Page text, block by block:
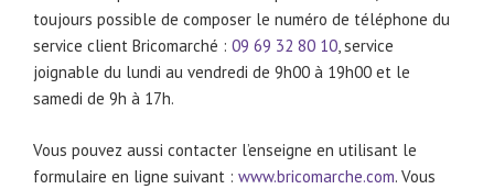
toujours possible de composer le numéro de téléphone du
service client Bricomarché : 09 69 32 80 10, service
joignable du lundi au vendredi de 9h00 à 19h00 et le
samedi de 9h à 17h.
Vous pouvez aussi contacter l’enseigne en utilisant le
formulaire en ligne suivant : www.bricomarche.com. Vous